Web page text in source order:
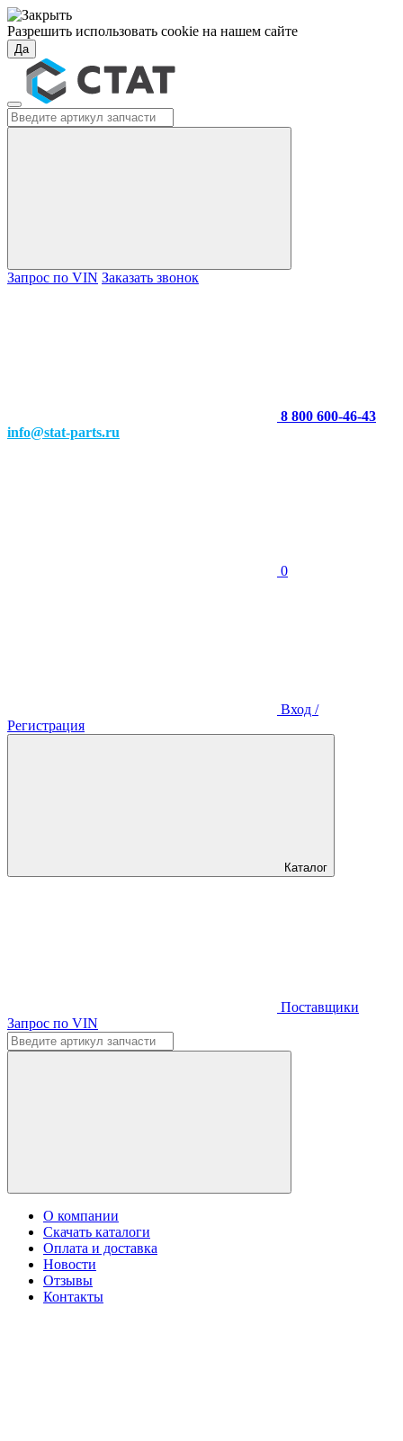
Разрешить использовать cookie на нашем сайте
Да
Запрос по VIN Заказать звонок
8 800 600-46-43
info@stat-parts.ru
0
Вход /
Регистрация
Каталог
Поставщики
Запрос по VIN
О компании
Скачать каталоги
Оплата и доставка
Новости
Отзывы
Контакты